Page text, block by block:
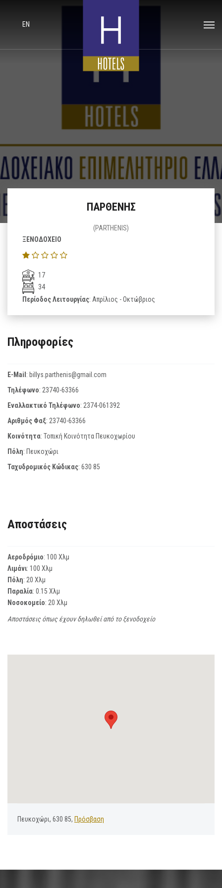
EN
ΠΑΡΘΕΝΗΣ
(PARTHENIS)
ΞΕΝΟΔΟΧΕΙΟ
17
34
Περίοδος Λειτουργίας: Απρίλιος - Οκτώβριος
Πληροφορίες
E-Mail: billys.parthenis@gmail.com
Τηλέφωνο: 23740-63366
Εναλλακτικό Τηλέφωνο: 2374-061392
Αριθμός Φαξ: 23740-63366
Κοινότητα: Τοπική Κοινότητα Πευκοχωρίου
Πόλη: Πευκοχώρι
Ταχυδρομικός Κώδικας: 630 85
Αποστάσεις
Αεροδρόμιο: 100 Χλμ
Λιμάνι: 100 Χλμ
Πόλη: 20 Χλμ
Παραλία: 0.15 Χλμ
Νοσοκομείο: 20 Χλμ
Αποστάσεις όπως έχουν δηλωθεί από το ξενοδοχείο
Πευκοχώρι, 630 85, Πρόσβαση